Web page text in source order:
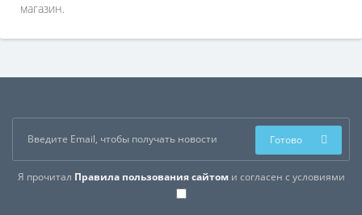
магазин.
Я прочитал Правила пользования сайтоми согласен с условиями
Готово